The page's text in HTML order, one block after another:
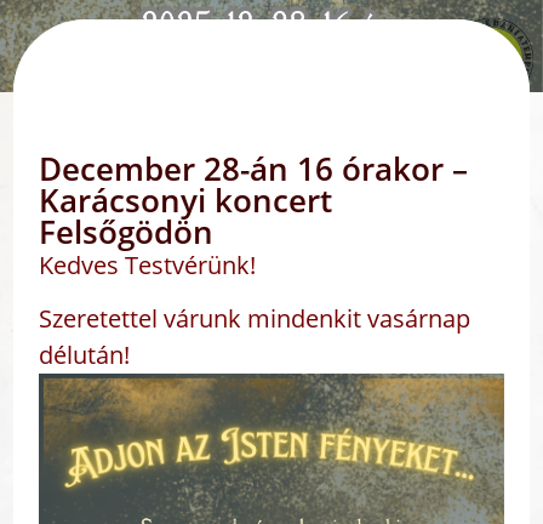
December 28-án 16 órakor –
Karácsonyi koncert
Felsőgödön
Kedves Testvérünk!
Szeretettel várunk mindenkit vasárnap
délután!